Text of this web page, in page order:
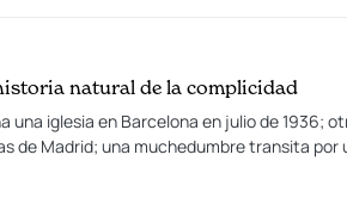
natural de la complicidad
una iglesia en Barcelona en julio de 1936;
de Madrid; una muchedumbre transita por